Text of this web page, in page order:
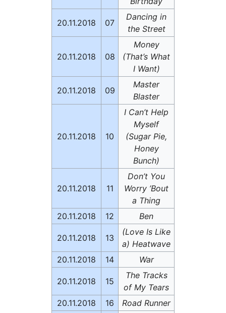
20.11.2018 07
Dancing in
the Street
20.11.2018 08
Money
(That’s What
I Want)
20.11.2018 09
Master
Blaster
20.11.2018 10
I Can’t Help
Myself
(Sugar Pie,
Honey
Bunch)
20.11.2018 11
Don’t You
Worry ’Bout
a Thing
20.11.2018
12 Ben
20.11.2018 13
(Love Is Like
a) Heatwave
20.11.2018
14 War
20.11.2018 15
The Tracks
of My Tears
20.11.2018
16 Road Runner